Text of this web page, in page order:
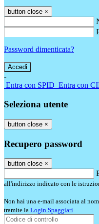
button close ×
Password dimenticata?
-
Entra con SPID Entra con
Seleziona utente
button close ×
Recupero password
button close ×
all'indirizzo indicato con le
Non hai una e-mail associata al
tramite la Login Spaggiari